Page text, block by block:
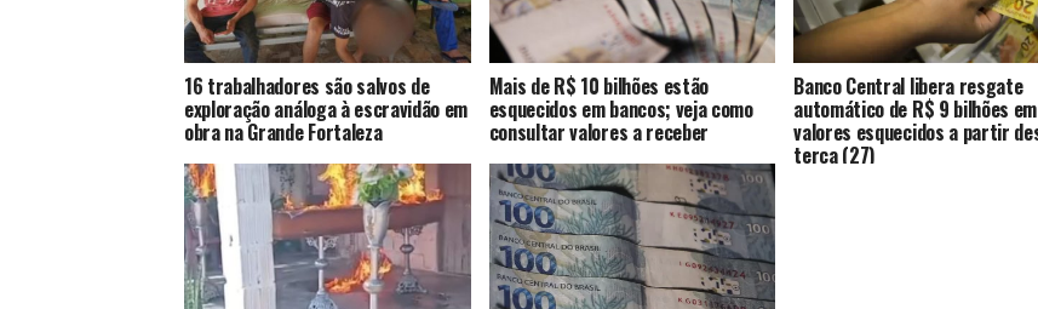
16 trabalhadores são salvos de
exploração análoga à escravidão em
obra na Grande Fortaleza
Mais de R$ 10 bilhões estão
esquecidos em bancos; veja como
consultar valores a receber
Banco Central libera resgate
automático de R$ 9 bilhões em
valores esquecidos a partir
terça (27)